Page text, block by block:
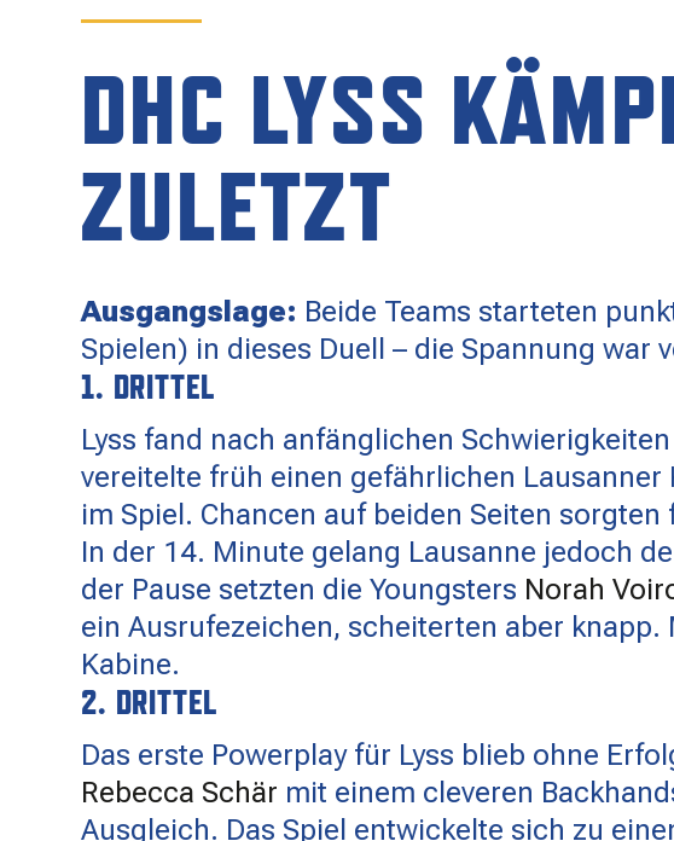
SPONSOREN
KONTAKT
DHC LYSS
ZULETZT
Ausgangslage: Beide Teams starteten
Spielen) in dieses Duell – die Spannung war
1. DRITTEL
Lyss fand nach anfänglichen
vereitelte früh einen gefährlichen Lausanner
im Spiel. Chancen auf beiden Seiten
In der 14. Minute gelang Lausanne jedoch
der Pause setzten die Youngsters Norah
ein Ausrufezeichen, scheiterten aber knapp.
Kabine.
2. DRITTEL
Das erste Powerplay für Lyss blieb ohne
Rebecca Schär mit einem cleveren
Ausgleich. Das Spiel entwickelte sich zu